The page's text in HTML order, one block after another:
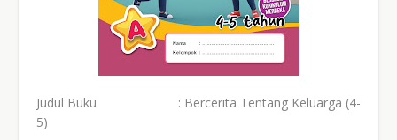
Judul Buku : Bercerita Tentang Keluarga (4-
5)